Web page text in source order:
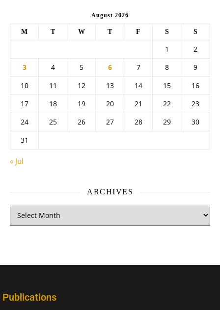
August 2026
M T W T F S S
1
2
3
4 5 6 7 8
9
10
11 12 13 14 15
16
17
18 19 20 21 22
23
24
25 26 27 28 29
30
31
« Jul
ARCHIVES
Publications